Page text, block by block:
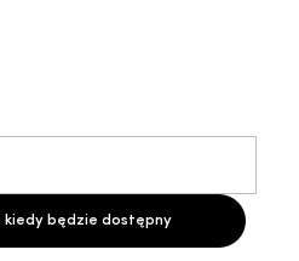
kiedy będzie dostępny